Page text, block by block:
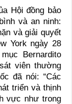
Hội đồng bảo
và an ninh:
và giải quyết
York ngày 28
Bernardito
viên thường
đã nói: “Các
triển và thịnh
vực như trong